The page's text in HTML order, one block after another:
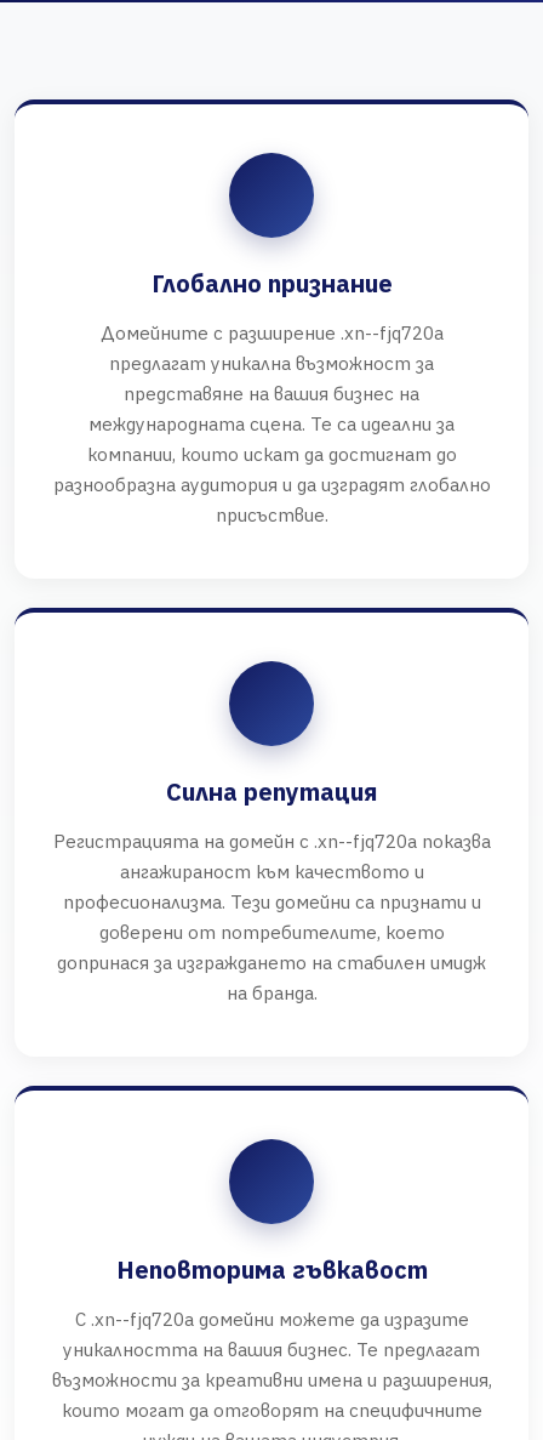
Глобално признание
Домейните с разширение .xn--fjq720a
предлагат уникална възможност за
представяне на вашия бизнес на
международната сцена. Те са идеални за
компании, които искат да достигнат до
разнообразна аудитория и да изградят глобално
присъствие.
Силна репутация
Регистрацията на домейн с .xn--fjq720a показва
ангажираност към качеството и
професионализма. Тези домейни са признати и
доверени от потребителите, което
допринася за изграждането на стабилен имидж
на бранда.
Неповторима гъвкавост
С .xn--fjq720a домейни можете да изразите
уникалността на вашия бизнес. Те предлагат
възможности за креативни имена и разширения,
които могат да отговорят на специфичните